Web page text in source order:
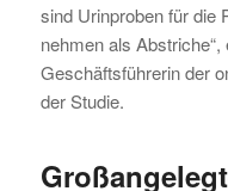
sind Urinproben für die
nehmen als
Geschäftsführerin der
der Studie.